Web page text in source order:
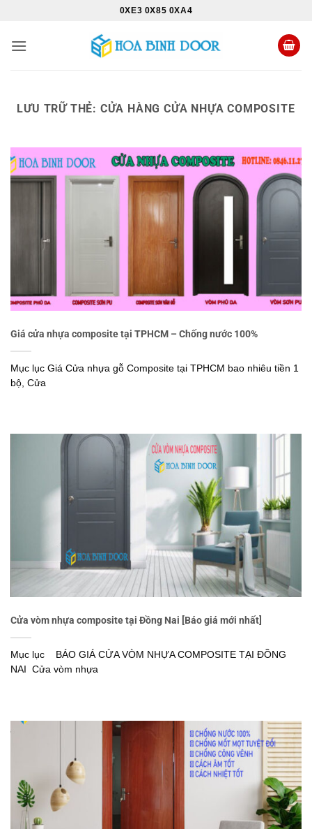
nội
0XE3 0X85 0XA4
LƯU TRỮ THẺ: CỬA HÀNG CỬA NHỰA COMPOSITE
Giá cửa nhựa composite tại TPHCM – Chống nước 100%
Mục lục Giá Cửa nhựa gỗ Composite tại TPHCM bao nhiêu tiền 1
bộ, Cửa
Cửa vòm nhựa composite tại Đồng Nai [Báo giá mới nhất]
Mục lục BÁO GIÁ CỬA VÒM NHỰA COMPOSITE TẠI ĐỒNG
NAI Cửa vòm nhựa